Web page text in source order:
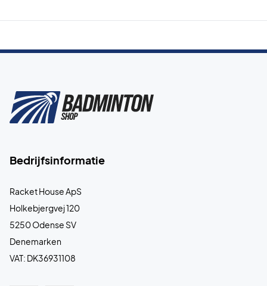
Bedrijfsinformatie
Racket House ApS
Holkebjergvej 120
5250 Odense SV
Denemarken
VAT: DK36931108